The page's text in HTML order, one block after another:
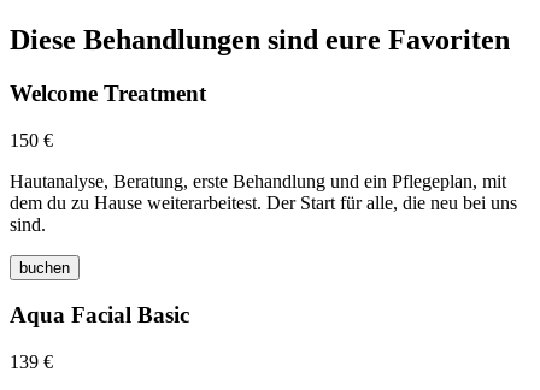
Diese Behandlungen sind eure Favoriten
Welcome Treatment
150 €
Hautanalyse, Beratung, erste Behandlung und ein Pflegeplan, mit
dem du zu Hause weiterarbeitest. Der Start für alle, die neu bei uns
sind.
buchen
Aqua Facial Basic
139 €